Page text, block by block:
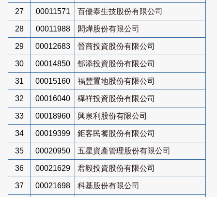
27 00011571 百優泰生技股份有限公司
28 00011988 閎燁股份有限公司
29 00012683 晉商投資股份有限公司
30 00014850 郁添投資股份有限公司
31 00015160 福豐置地股份有限公司
32 00016040 樺祥投資股份有限公司
33 00018960 興泉利股份有限公司
34 00019399 鉅客民饕股份有限公司
35 00020950 五星資產管理股份有限公司
36 00021629 君毅投資股份有限公司
37 00021698 科基股份有限公司